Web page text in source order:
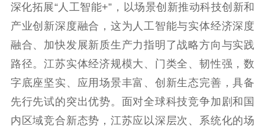
信息公开年度报
告
政策法规
工作动态
理论武装
理论学习 宣传宣讲 研究阐释
深化拓展“人工智能+”，以场景创新推动科技创新和
产业创新深度融合，这为人工智能与实体经济深度
融合、加快发展新质生产力指明了战略方向与实践
路径。江苏实体经济规模大、门类全、韧性强，数
字底座坚实、应用场景丰富、创新生态完善，具备
先行先试的突出优势。面对全球科技竞争加剧和国
内区域竞合新态势，江苏应以深层次、系统化的场